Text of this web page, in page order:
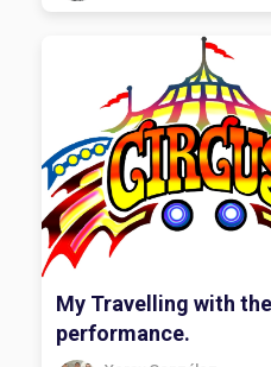
My Travelling with
performance.